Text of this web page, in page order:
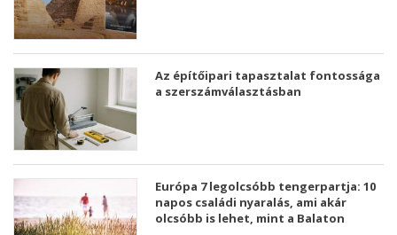
Az építőipari tapasztalat fontossága
a szerszámválasztásban
Európa 7 legolcsóbb tengerpartja: 10
napos családi nyaralás, ami akár
olcsóbb is lehet, mint a Balaton